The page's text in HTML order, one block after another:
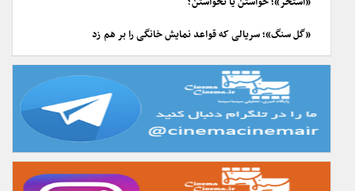
«گل سنگ»؛ سریالی که قواعد نمایش خانگی را بر هم زد